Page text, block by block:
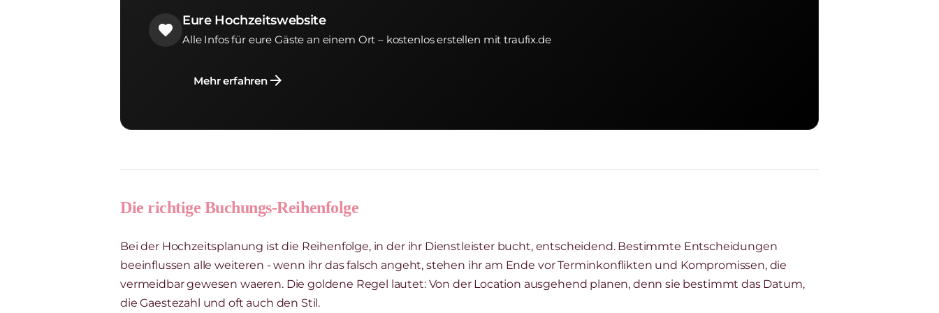
favorite
Eure Hochzeitswebsite
Alle Infos für eure Gäste an einem Ort – kostenlos erstellen mit traufix.de
Mehr erfahrenarrow_forward
Die richtige Buchungs-Reihenfolge
Bei der Hochzeitsplanung ist die Reihenfolge, in der ihr Dienstleister bucht, entscheidend. Bestimmte Entscheidungen
beeinflussen alle weiteren - wenn ihr das falsch angeht, stehen ihr am Ende vor Terminkonflikten und Kompromissen, die
vermeidbar gewesen waeren. Die goldene Regel lautet: Von der Location ausgehend planen, denn sie bestimmt das Datum,
die Gaestezahl und oft auch den Stil.